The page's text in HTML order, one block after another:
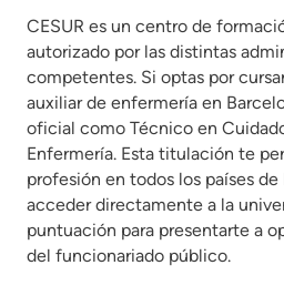
CESUR es un centro de
autorizado por las distintas
competentes. Si optas por
auxiliar de enfermería en
oficial como Técnico en
Enfermería. Esta titulación te
profesión en todos los países de
acceder directamente a la
puntuación para presentarte a
del funcionariado público.